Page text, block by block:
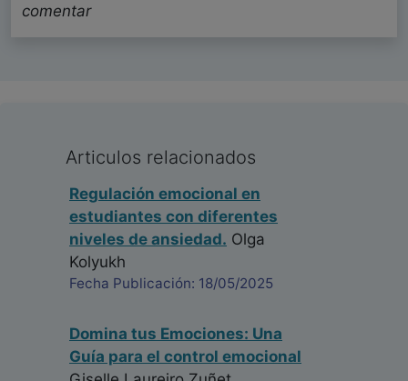
comentar
Articulos relacionados
Regulación emocional en
estudiantes con diferentes
niveles de ansiedad. Olga
Kolyukh
Fecha Publicación: 18/05/2025
Domina tus Emociones: Una
Guía para el control emocional